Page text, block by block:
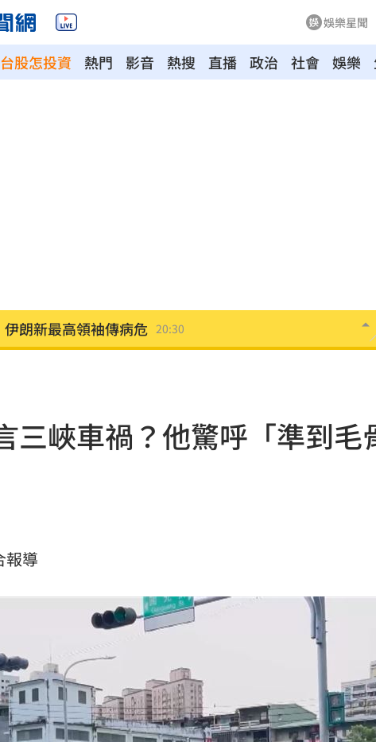
娛樂星聞
台股怎投資 熱門 影音 熱搜 直播 政治 社會 娛樂
朗新最高領袖傳病危 20:30
男揮刀還尿在警身上
白對決！神級舞台炸全場 20:19
婦控外送員無故賞巴掌
蛋價漲3元」
秀經典擦汗全場瘋掉
C羅婚禮 竟是超大烏龍 20:01
日 處置股新規風險曝
171勝 中職最多勝外教 19:56
積電！外媒揭全因這巨頭 19:53
三峽車禍？他驚呼「準到
報導